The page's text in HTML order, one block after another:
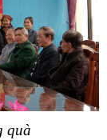
quà